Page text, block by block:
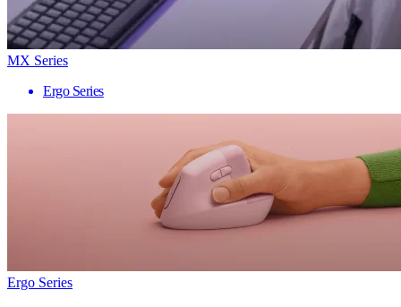
MX Series
Ergo Series
Ergo Series